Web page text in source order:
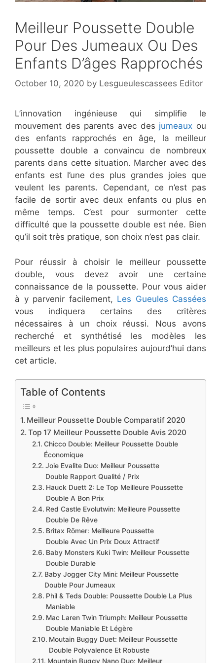
Meilleur Poussette Double
Pour Des Jumeaux Ou Des
Enfants D’âges Rapprochés
October 10, 2020 by Lesgueulescassees Editor
L’innovation ingénieuse qui simplifie le
mouvement des parents avec des jumeaux ou
des enfants rapprochés en âge, la meilleur
poussette double a convaincu de nombreux
parents dans cette situation. Marcher avec des
enfants est l’une des plus grandes joies que
veulent les parents. Cependant, ce n’est pas
facile de sortir avec deux enfants ou plus en
même temps. C’est pour surmonter cette
difficulté que la poussette double est née. Bien
qu’il soit très pratique, son choix n’est pas clair.
Pour réussir à choisir le meilleur poussette
double, vous devez avoir une certaine
connaissance de la poussette. Pour vous aider
à y parvenir facilement, Les Gueules Cassées
vous indiquera certains des critères
nécessaires à un choix réussi. Nous avons
recherché et synthétisé les modèles les
meilleurs et les plus populaires aujourd’hui dans
cet article.
Table of Contents
Meilleur Poussette Double Comparatif 2020
Top 17 Meilleur Poussette Double Avis 2020
Chicco Double: Meilleur Poussette Double
Économique
Joie Evalite Duo: Meilleur Poussette
Double Rapport Qualité / Prix
Hauck Duett 2: Le Top Meilleure Poussette
Double A Bon Prix
Red Castle Evolutwin: Meilleure Poussette
Double De Rêve
Britax Römer: Meilleure Poussette
Double Avec Un Prix Doux Attractif
Baby Monsters Kuki Twin: Meilleur Poussette
Double Durable
Baby Jogger City Mini: Meilleur Poussette
Double Pour Jumeaux
Phil & Teds Double: Poussette Double La Plus
Maniable
Mac Laren Twin Triumph: Meilleur Poussette
Double Maniable Et Légère
Moutain Buggy Duet: Meilleur Poussette
Double Polyvalence Et Robuste
Mountain Buggy Nano Duo: Meilleur